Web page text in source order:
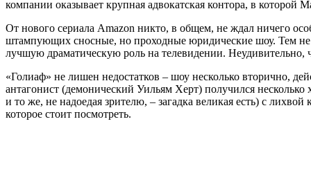
компании оказывает крупная адвокатская контора, в которой
От нового сериала Amazon никто, в общем, не ждал ничего
штампующих сносные, но проходные юридические шоу. Тем не
лучшую драматическую роль на телевидении. Неудивительно,
«Голиаф» не лишен недостатков – шоу несколько вторично,
антагонист (демонический Уильям Херт) получился
и то же, не надоедая зрителю, – загадка великая есть) с
которое стоит посмотреть.